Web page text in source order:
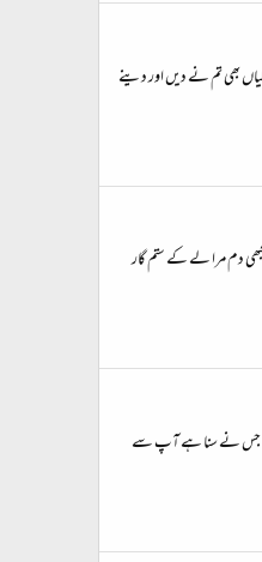
بھی تم نے دیں اور دینے
دم مرا لے کے ستم گار
گیا جس نے سنا ہے آپ سے